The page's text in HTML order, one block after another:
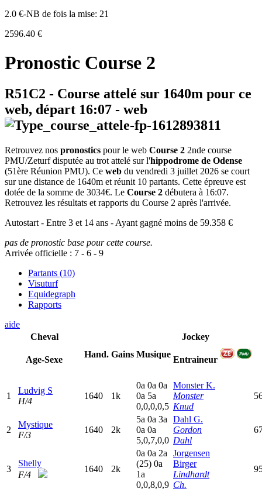
2.0 €-NB de fois la mise: 21
2596.40 €
Pronostic Course 2
R51C2 - Course attelé sur 1640m pour ce
web, départ 16:07 - web
Retrouvez nos pronostics pour le web Course 2 2nde course
PMU/Zeturf disputée au trot attelé sur l'hippodrome de Odense
(51ère Réunion PMU). Ce web du vendredi 3 juillet 2026 se court
sur une distance de 1640m et réunit 10 partants. Cette épreuve est
dotée de la somme de 3034€. Le Course 2 débutera à 16:07.
Retrouvez les résultats et rapports du Course 2 après l'arrivée.
Autostart - Entre 3 et 14 ans - Ayant gagné moins de 59.358 €
pas de pronostic base pour cette course.
Arrivée officielle : 7 - 6 - 9
Partants (10)
Visuturf
Equidegraph
Rapports
aide
Cheval
Age-Sexe
Hand. Gains Musique
Jockey
Entraineur
1
Ludvig S
H/4
1640 1k
0a 0a 0a
0a 5a
0,0,0,0,5
Monster K.
Monster
Knud
2
Mystique
F/3
1640 2k
5a 0a 3a
0a 0a
5,0,7,0,0
Dahl G.
Gordon
Dahl
3
Shelly
F/4
1640 2k
0a 0a 2a
(25) 0a
1a
0,0,8,0,9
Jorgensen
Birger
Lindhardt
Ch.